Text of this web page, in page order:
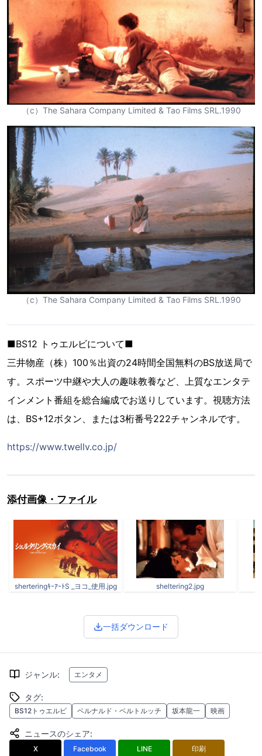
（c）The Sahara Company Limited & Tao Films SRL.1990
（c）The Sahara Company Limited & Tao Films SRL.1990
■BS12 トゥエルビについて■
三井物産（株）100％出資の24時間全国無料のBS放送局で
す。スポーツ中継や大人の趣味教養など、上質なエンタテ
インメント番組を総合編成でお送りしています。視聴方法
は、BS+12ボタン、または3桁番号222チャンネルです。
https://www.twellv.co.jp/
添付画像・ファイル
sherteringｷｰｱｰﾄS _ヨコ_使用.jpg sheltering2.jpg
一括ダウンロード
ジャンル: エンタメ
タグ:
BS12トゥエルビ ベルナルド・ベルトルッチ 坂本龍一 映画
ニュースのシェア:
X Facebook LINE 印刷